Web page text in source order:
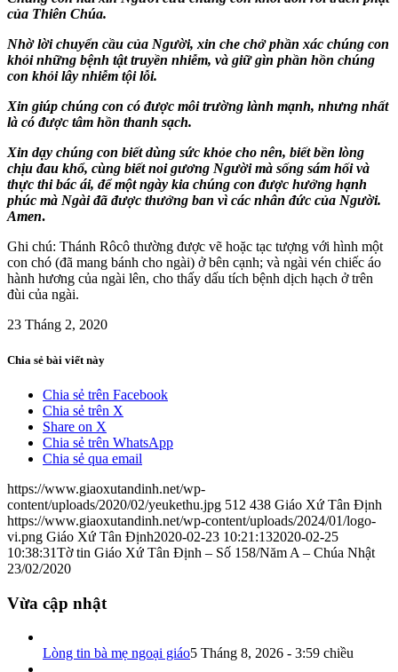
của Thiên Chúa.
Nhờ lời chuyển cầu của Người, xin che chở phần xác chúng con
khỏi những bệnh tật truyền nhiễm, và giữ gìn phần hồn chúng
con khỏi lây nhiễm tội lỗi.
Xin giúp chúng con có được môi trường lành mạnh, nhưng nhất
là có được tâm hồn thanh sạch.
Xin dạy chúng con biết dùng sức khỏe cho nên, biết bền lòng
chịu đau khổ, cùng biết noi gương Người mà sống sám hối và
thực thi bác ái, để một ngày kia chúng con được hưởng hạnh
phúc mà Ngài đã được thưởng ban vì các nhân đức của Người.
Amen.
Ghi chú: Thánh Rôcô thường được vẽ hoặc tạc tượng với hình một
con chó (đã mang bánh cho ngài) ở bên cạnh; và ngài vén chiếc áo
hành hương của ngài lên, cho thấy dấu tích bệnh dịch hạch ở trên
đùi của ngài.
23 Tháng 2, 2020
Chia sẻ bài viết này
Chia sẻ trên Facebook
Chia sẻ trên X
Share on X
Chia sẻ trên WhatsApp
Chia sẻ qua email
https://www.giaoxutandinh.net/wp-
content/uploads/2020/02/yeukethu.jpg 512 438 Giáo Xứ Tân Định
https://www.giaoxutandinh.net/wp-content/uploads/2024/01/logo-
vi.png Giáo Xứ Tân Định2020-02-23 10:21:132020-02-25
10:38:31Tờ tin Giáo Xứ Tân Định – Số 158/Năm A – Chúa Nhật
23/02/2020
Vừa cập nhật
Lòng tin bà mẹ ngoại giáo5 Tháng 8, 2026 - 3:59 chiều